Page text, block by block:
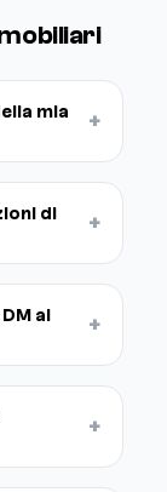
mia
+
di
+
al
+
+